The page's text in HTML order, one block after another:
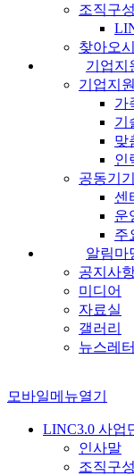
조직구성
찾아오
기업지
기업지
가
기
맞
인
공동기
센
운
주
알림마
공지사
미디어
자료실
갤러리
뉴스레터
모바일메뉴열기
LINC3.0 사업
인사말
조직구성